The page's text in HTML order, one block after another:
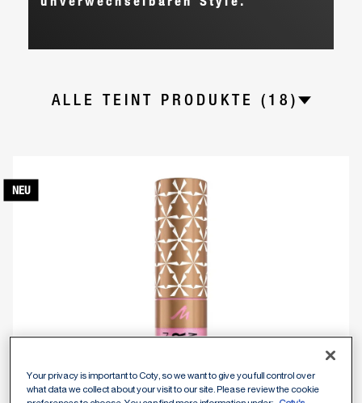
ALLE TEINT PRODUKTE (18)
NEU
Your privacy is important to Coty, so we want to give you full control over
what data we collect about your visit to our site. Please review the cookie